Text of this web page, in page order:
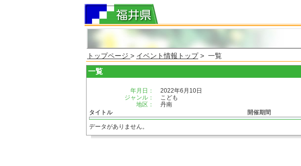
トップページ > イベント情報トップ> 一覧
一覧
年月日：
2022年6月10日
ジャンル：
こども
地区：
丹南
タイトル
開催期間
データがありません。